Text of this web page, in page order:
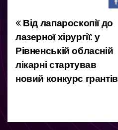
Н
а
в
Від лапароскопії до
лазерної хірургії: у
Рівненській обласній
лікарні стартував
новий конкурс грантів